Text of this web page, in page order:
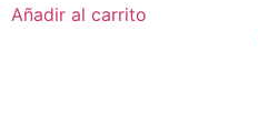
Añadir al carrito